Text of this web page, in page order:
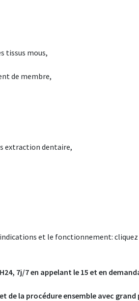
tissus mous,
de membre,
extraction dentaire,
et le fonctionnement: cliquez
7j/7 en appelant le 15 et en
de la procédure ensemble avec grand